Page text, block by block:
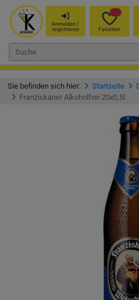
Anmelden /
registrieren
Favoriten
Sie befinden sich hier: Startseite
Franziskaner Alkoholfrei 20x0,5l